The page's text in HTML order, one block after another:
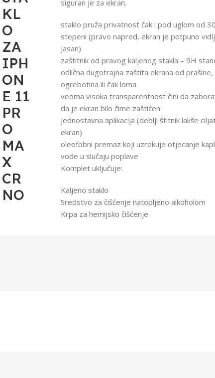
KL
O
ZA
IPH
ON
E 11
PR
O
MA
X
CR
NO
siguran je za ekran.
staklo pruža privatnost čak i pod uglom od 30
stepeni (pravo napred, ekran je potpuno
jasan)
zaštitnik od pravog kaljenog stakla – 9H
odlična dugotrajna zaštita ekrana od prašine,
ogrebotina ili čak loma
veoma visoka transparentnost čini da
da je ekran bilo čime zaštićen
jednostavna aplikacija (deblji štitnik lakše
ekran)
oleofobni premaz koji uzrokuje otjecanje
vode u slučaju poplave
Komplet uključuje:
Kaljeno staklo
Sredstvo za čišćenje natopljeno alkoholom
Krpa za hemijsko čišćenje